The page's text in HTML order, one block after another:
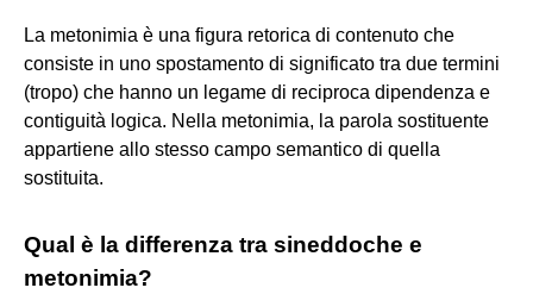
La metonimia è una figura retorica di contenuto che
consiste in uno spostamento di significato tra due termini
(tropo) che hanno un legame di reciproca dipendenza e
contiguità logica. Nella metonimia, la parola sostituente
appartiene allo stesso campo semantico di quella
sostituita.
Qual è la differenza tra sineddoche e
metonimia?